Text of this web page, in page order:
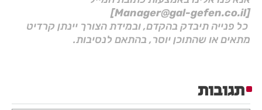
[Manager@gal-gefen.co.il]
כל פנייה תיבדק בהקדם, ובמידת הצורך יינתן קרדיט
מתאים או שהתוכן יוסר, בהתאם לנסיבות.
תגובות